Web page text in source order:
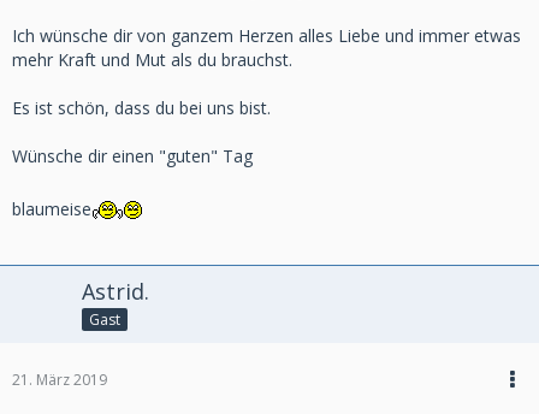
Ich wünsche dir von ganzem Herzen alles Liebe und immer etwas
mehr Kraft und Mut als du brauchst.
Es ist schön, dass du bei uns bist.
Wünsche dir einen "guten" Tag
blaumeise
Astrid.
Gast
21. März 2019